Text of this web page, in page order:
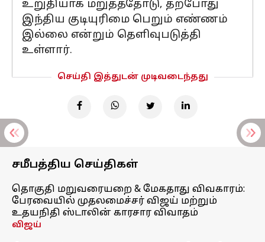
உறுதியாக மறுத்ததோடு, தற்போது
இந்திய குடியுரிமை பெறும் எண்ணம்
இல்லை என்றும் தெளிவுபடுத்தி
உள்ளார்.
செய்தி இத்துடன் முடிவடைந்தது
சமீபத்திய செய்திகள்
தொகுதி மறுவரையறை & மேகதாது விவகாரம்:
பேரவையில் முதலமைச்சர் விஜய் மற்றும்
உதயநிதி ஸ்டாலின் காரசார விவாதம்
விஜய்